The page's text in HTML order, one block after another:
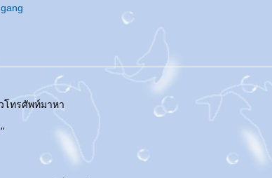
โทรศัพท์มาหา